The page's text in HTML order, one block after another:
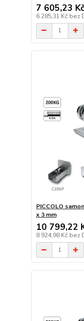
7 605,23 Kč
6 285,31 Kč bez
PICCOLO
x 3 mm
10 799,22
8 924,98 Kč bez